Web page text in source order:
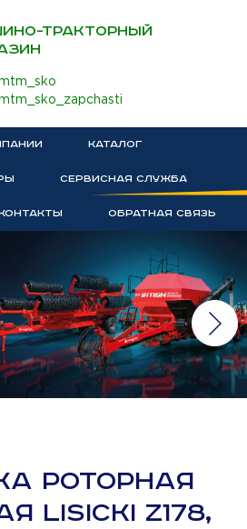
ТРАКТОРНЫЙ
КАТАЛОГ
СЕРВИСНАЯ СЛУЖБА
ОБРАТНАЯ СВЯЗЬ
РОТОРНАЯ
LISICKI Z178,